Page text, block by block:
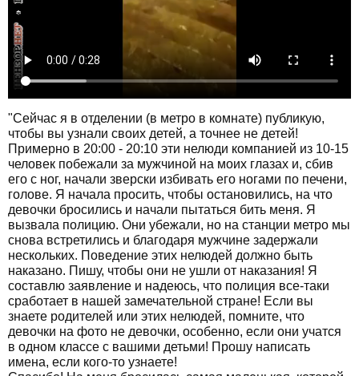
"Сейчас я в отделении (в метро в комнате) публикую,
чтобы вы узнали своих детей, а точнее не детей!
Примерно в 20:00 - 20:10 эти нелюди компанией из 10-15
человек побежали за мужчиной на моих глазах и, сбив
его с ног, начали зверски избивать его ногами по печени,
голове. Я начала просить, чтобы остановились, на что
девочки бросились и начали пытаться бить меня. Я
вызвала полицию. Они убежали, но на станции метро мы
снова встретились и благодаря мужчине задержали
нескольких. Поведение этих нелюдей должно быть
наказано. Пишу, чтобы они не ушли от наказания! Я
составлю заявление и надеюсь, что полиция все-таки
сработает в нашей замечательной стране! Если вы
знаете родителей или этих нелюдей, помните, что
девочки на фото не девочки, особенно, если они учатся
в одном классе с вашими детьми! Прошу написать
имена, если кого-то узнаете!